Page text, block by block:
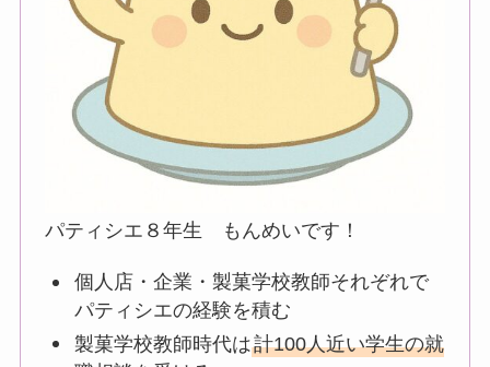
パティシエ８年生 もんめいです！
個人店・企業・製菓学校教師それぞれで
パティシエの経験を積む
製菓学校教師時代は計100人近い学生の就